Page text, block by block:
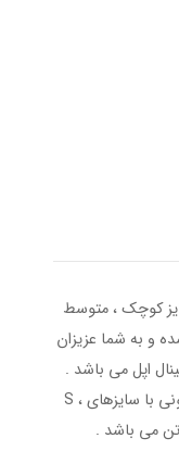
سیلیکونی ایرپاد پرو ۲ سایز کوچک ، متوسط
پرو ۲ برداشته شده و به شما عزیزان
اپل می باشد .
در پک این محصول سه ست سری سیلیکونی با سایزهای S ،